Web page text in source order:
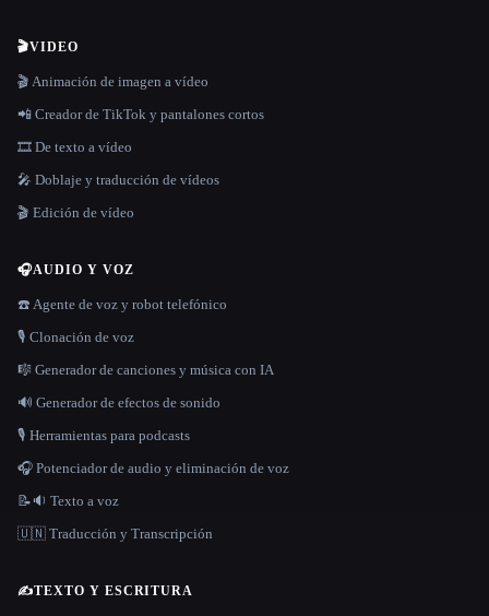
🎬VIDEO
🎬 Animación de imagen a vídeo
📲 Creador de TikTok y pantalones cortos
🎞️ De texto a vídeo
🎤 Doblaje y traducción de vídeos
🎬 Edición de vídeo
🎧AUDIO Y VOZ
☎️ Agente de voz y robot telefónico
🎙️ Clonación de voz
🎼 Generador de canciones y música con IA
🔊 Generador de efectos de sonido
🎙️ Herramientas para podcasts
🎧 Potenciador de audio y eliminación de voz
📝🔉 Texto a voz
🇺🇳 Traducción y Transcripción
✍️TEXTO Y ESCRITURA